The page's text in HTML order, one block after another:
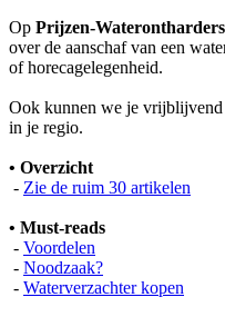
Op Prijzen-
over de aanschaf van een
of horecagelegenheid.
Ook kunnen we je vrijblijvend
in je regio.
• Overzicht
- Zie de ruim 30 artikelen
• Must-reads
- Voordelen
- Noodzaak?
- Waterverzachter kopen